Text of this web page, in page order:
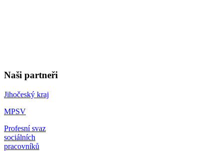
Naši partneři
Jihočeský kraj
MPSV
Profesní svaz
sociálních
pracovníků